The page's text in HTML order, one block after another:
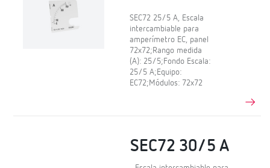
SEC72 25/5 A, Escala
intercambiable para
amperímetro EC, panel
72x72;Rango medida
(A): 25/5;Fondo Escala:
25/5 A;Equipo:
EC72;Módulos: 72x72
SEC72 30/5 A